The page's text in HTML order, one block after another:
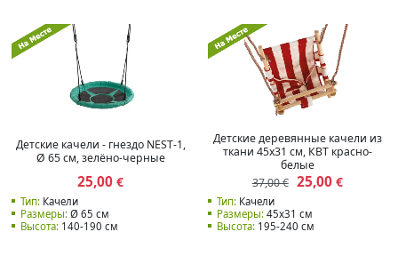
Детские качели - гнездо NEST-1,
Ø 65 см, зелёно-черные
25,00 €
Тип:Качели
Размеры:Ø 65 см
Высота:140-190 см
Детские деревянные качели из
ткани 45x31 см, КВТ красно-
белые
37,00 € 25,00€
Тип: Качели
Размеры: 45x31 см
Высота: 195-240 см